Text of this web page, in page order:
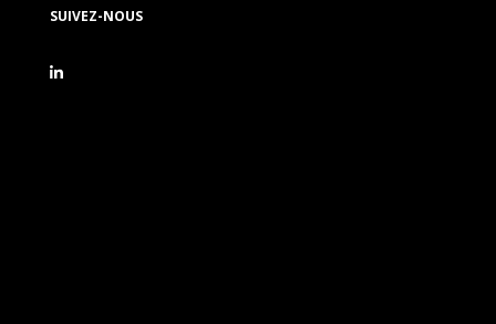
SUIVEZ-NOUS